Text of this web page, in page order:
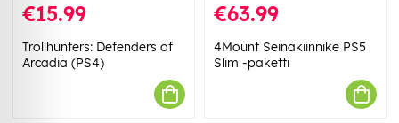
€15.99
Trollhunters: Defenders of
Arcadia (PS4)
€63.99
4Mount Seinäkiinnike PS5
Slim -paketti